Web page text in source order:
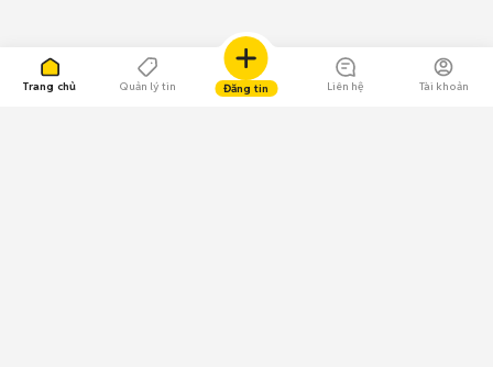
Trang chủ Quản lý tin Đăng tin Liên hệ Tài khoản